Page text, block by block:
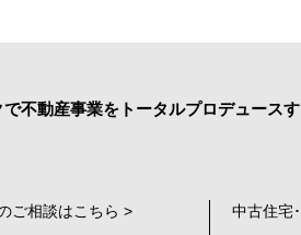
で不動産事業をトータルプロデュース
ご相談はこちら >
中古住宅